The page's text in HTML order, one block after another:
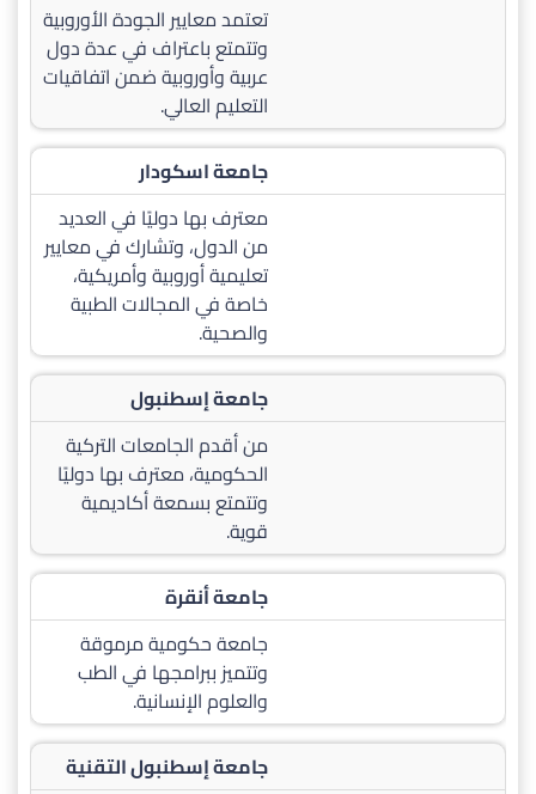
تعتمد معايير الجودة الأوروبية
وتتمتع باعتراف في عدة دول
عربية وأوروبية ضمن اتفاقيات
التعليم العالي.
جامعة اسكودار
معترف بها دوليًا في العديد
من الدول، وتشارك في معايير
تعليمية أوروبية وأمريكية،
خاصة في المجالات الطبية
والصحية.
جامعة إسطنبول
من أقدم الجامعات التركية
الحكومية، معترف بها دوليًا
وتتمتع بسمعة أكاديمية
قوية.
جامعة أنقرة
جامعة حكومية مرموقة
وتتميز ببرامجها في الطب
والعلوم الإنسانية.
جامعة إسطنبول التقنية